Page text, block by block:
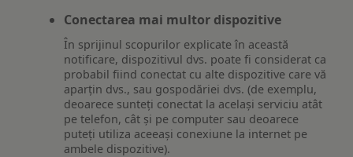
Conectarea mai multor dispozitive
În sprijinul scopurilor explicate în această
notificare, dispozitivul dvs. poate fi considerat ca
probabil fiind conectat cu alte dispozitive care vă
aparțin dvs., sau gospodăriei dvs. (de exemplu,
deoarece sunteți conectat la același serviciu atât
pe telefon, cât și pe computer sau deoarece
puteți utiliza aceeași conexiune la internet pe
ambele dispozitive).